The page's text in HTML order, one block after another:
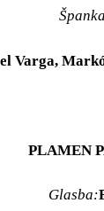
Španka
Varga,
PLAMEN
Glasba: